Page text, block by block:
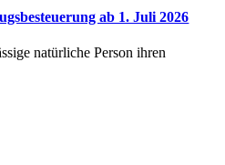
ab 1. Juli 2026
natürliche Person ihren